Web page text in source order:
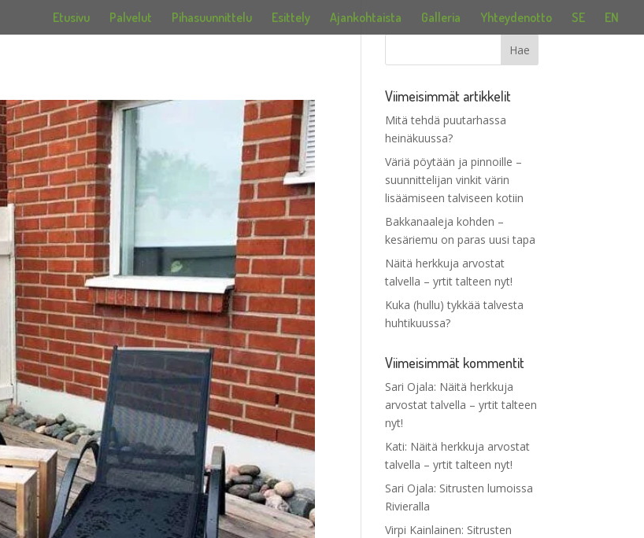
Etusivu Palvelut Pihasuunnittelu Esittely Ajankohtaista Galleria Yhteydenotto SE EN
Viimeisimmät artikkelit
Mitä tehdä puutarhassa
heinäkuussa?
Väriä pöytään ja pinnoille –
suunnittelijan vinkit värin
lisäämiseen talviseen kotiin
Bakkanaaleja kohden –
kesäriemu on paras uusi tapa
Näitä herkkuja arvostat
talvella – yrtit talteen nyt!
Kuka (hullu) tykkää talvesta
huhtikuussa?
Viimeisimmät kommentit
Sari Ojala: Näitä herkkuja
arvostat talvella – yrtit talteen
nyt!
Kati: Näitä herkkuja arvostat
talvella – yrtit talteen nyt!
Sari Ojala: Sitrusten lumoissa
Rivieralla
Virpi Kainlainen: Sitrusten